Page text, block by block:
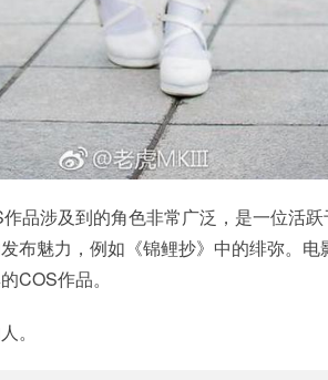
品涉及到的角色非常广泛，是一位活
布魅力，例如《锦鲤抄》中的绯弥。电
COS作品。
。